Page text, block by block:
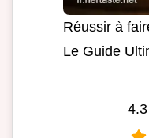
Réussir à
Le Guide
4.3